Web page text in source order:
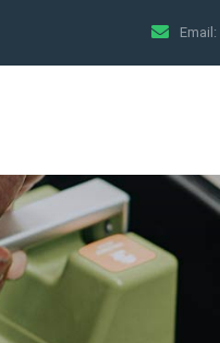
Email: